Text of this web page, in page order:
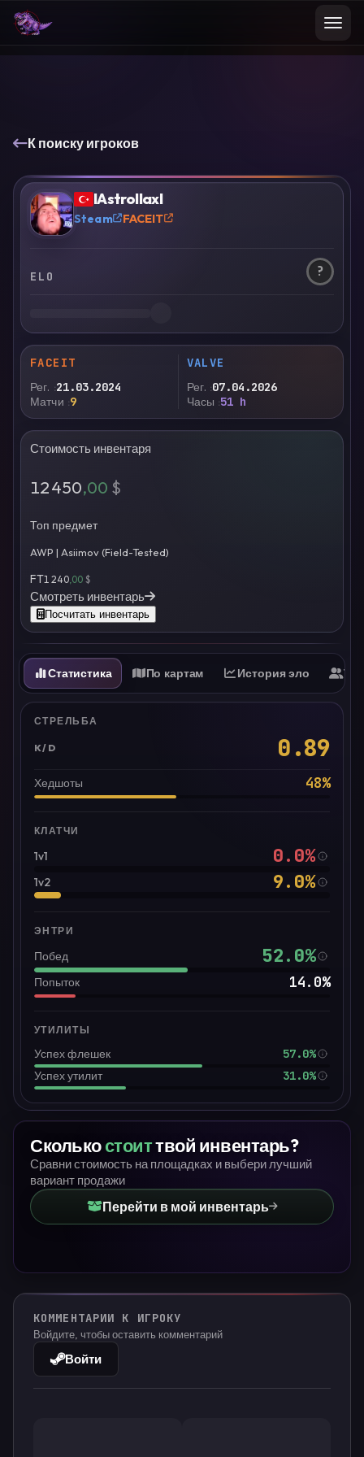
К поиску игроков
? IAstrollaxI
Steam FACEIT
ELO ?
FACEIT
Рег. 21.03.2024
Матчи 9
VALVE
Рег. 07.04.2026
Часы 51 h
Стоимость инвентаря
12 450,00 $
Топ предмет
AWP | Asiimov (Field-Tested)
FT1 240 ,00 $
Смотреть инвентарь
Посчитать инвентарь
Статистика По картам История эло
СТРЕЛЬБА
K/D 0.89
Хедшоты 48%
КЛАТЧИ
1v1 0.0%
1v2 9.0%
ЭНТРИ
Побед 52.0%
Попыток 14.0%
УТИЛИТЫ
Успех флешек
57.0%
Успех утилит
31.0%
Сколькостоиттвой инвентарь?
Сравни стоимость на площадках и выбери лучший
вариант продажи
Перейти в мой инвентарь
КОММЕНТАРИИ К ИГРОКУ
Войдите, чтобы оставить комментарий
Войти